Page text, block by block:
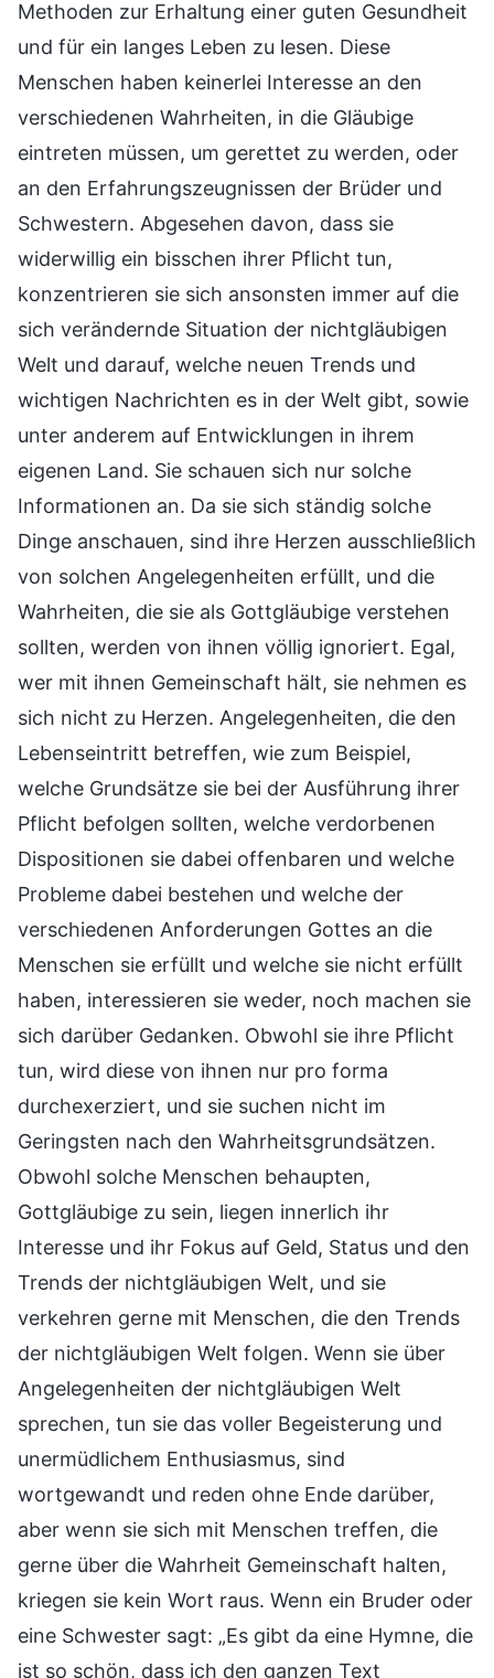
Methoden zur Erhaltung einer guten Gesundheit
und für ein langes Leben zu lesen. Diese
Menschen haben keinerlei Interesse an den
verschiedenen Wahrheiten, in die Gläubige
eintreten müssen, um gerettet zu werden, oder
an den Erfahrungszeugnissen der Brüder und
Schwestern. Abgesehen davon, dass sie
widerwillig ein bisschen ihrer Pflicht tun,
konzentrieren sie sich ansonsten immer auf die
sich verändernde Situation der nichtgläubigen
Welt und darauf, welche neuen Trends und
wichtigen Nachrichten es in der Welt gibt, sowie
unter anderem auf Entwicklungen in ihrem
eigenen Land. Sie schauen sich nur solche
Informationen an. Da sie sich ständig solche
Dinge anschauen, sind ihre Herzen ausschließlich
von solchen Angelegenheiten erfüllt, und die
Wahrheiten, die sie als Gottgläubige verstehen
sollten, werden von ihnen völlig ignoriert. Egal,
wer mit ihnen Gemeinschaft hält, sie nehmen es
sich nicht zu Herzen. Angelegenheiten, die den
Lebenseintritt betreffen, wie zum Beispiel,
welche Grundsätze sie bei der Ausführung ihrer
Pflicht befolgen sollten, welche verdorbenen
Dispositionen sie dabei offenbaren und welche
Probleme dabei bestehen und welche der
verschiedenen Anforderungen Gottes an die
Menschen sie erfüllt und welche sie nicht erfüllt
haben, interessieren sie weder, noch machen sie
sich darüber Gedanken. Obwohl sie ihre Pflicht
tun, wird diese von ihnen nur pro forma
durchexerziert, und sie suchen nicht im
Geringsten nach den Wahrheitsgrundsätzen.
Obwohl solche Menschen behaupten,
Gottgläubige zu sein, liegen innerlich ihr
Interesse und ihr Fokus auf Geld, Status und den
Trends der nichtgläubigen Welt, und sie
verkehren gerne mit Menschen, die den Trends
der nichtgläubigen Welt folgen. Wenn sie über
Angelegenheiten der nichtgläubigen Welt
sprechen, tun sie das voller Begeisterung und
unermüdlichem Enthusiasmus, sind
wortgewandt und reden ohne Ende darüber,
aber wenn sie sich mit Menschen treffen, die
gerne über die Wahrheit Gemeinschaft halten,
kriegen sie kein Wort raus. Wenn ein Bruder oder
eine Schwester sagt: „Es gibt da eine Hymne, die
ist so schön, dass ich den ganzen Text